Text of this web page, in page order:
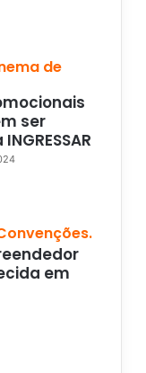
de
ser
em